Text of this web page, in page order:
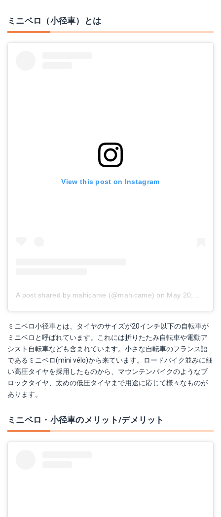
ミニベロ（小径車）とは
View this post on Instagram
A post shared by mahicame (@mahicame) on May 20, 2018 at 3:36pm PDT
ミニベロ小径車とは、タイヤのサイズが20インチ以下の自転車が
ミニベロと呼ばれています。これには折りたたみ自転車や電動ア
シスト自転車なども含まれています。小さな自転車のフランス語
であるミニベロ(mini vélo)から来ています。ロードバイク並みに細
い高圧タイヤを採用したものから、マウンテンバイクのようなブ
ロックタイヤ、太めの低圧タイヤまで用途に応じて様々なものが
あります。
ミニベロ・小径車のメリット/デメリット